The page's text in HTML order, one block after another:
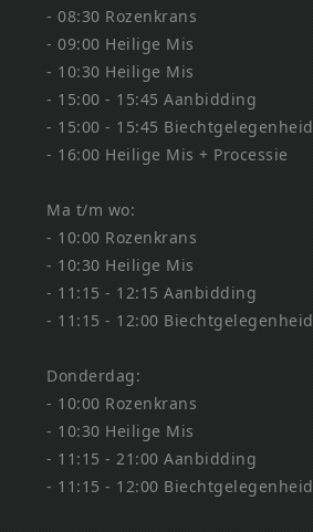
- 08:30 Rozenkrans
- 09:00 Heilige Mis
- 10:30 Heilige Mis
- 15:00 - 15:45 Aanbidding
- 15:00 - 15:45 Biechtgelegenheid
- 16:00 Heilige Mis + Processie
Ma t/m wo:
- 10:00 Rozenkrans
- 10:30 Heilige Mis
- 11:15 - 12:15 Aanbidding
- 11:15 - 12:00 Biechtgelegenheid
Donderdag:
- 10:00 Rozenkrans
- 10:30 Heilige Mis
- 11:15 - 21:00 Aanbidding
- 11:15 - 12:00 Biechtgelegenheid